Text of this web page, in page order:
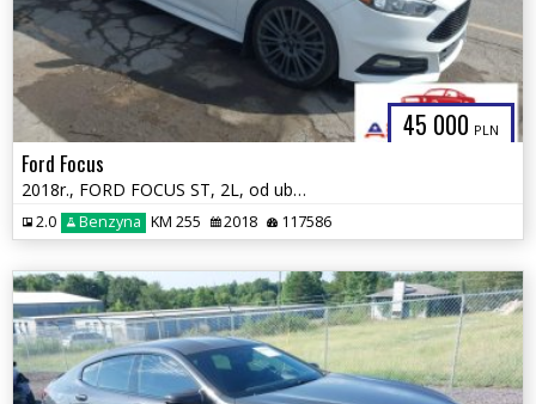
45 000 PLN
Ford Focus
2018r., FORD FOCUS ST, 2L, od ubezpieczalni
2.0 Benzyna KM 255 2018 117586